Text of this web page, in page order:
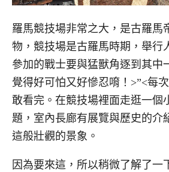
羅馬競技場非常之大，是古羅馬
物，競技場是古羅馬時期，舉行
參加的戰士要與猛獸角逐到其中
覺得好可怕又好慘忍唷！>”<每
敢看完。在競技場裡面走逛一個
題，室內長廊有展覽與歷史的介
這般壯觀的景象。
因為要來這，所以稍微了解了一